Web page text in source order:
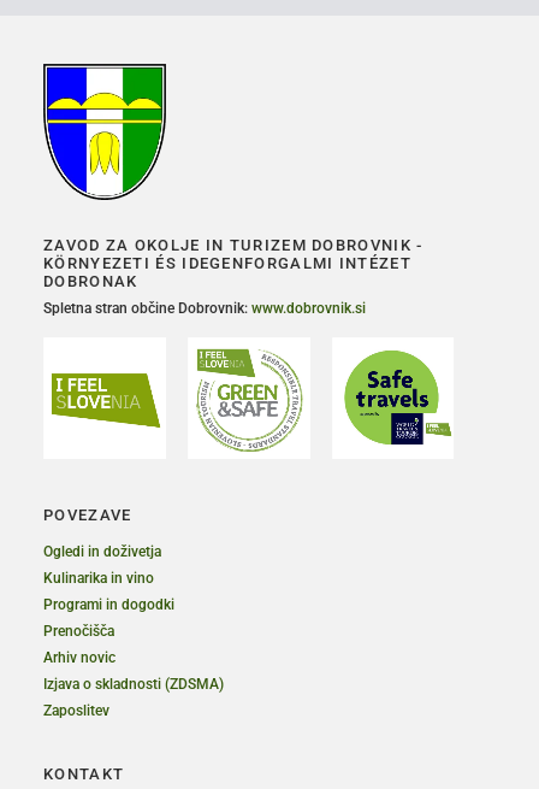
ZAVOD ZA OKOLJE IN TURIZEM DOBROVNIK -
KÖRNYEZETI ÉS IDEGENFORGALMI INTÉZET
DOBRONAK
Spletna stran občine Dobrovnik: www.dobrovnik.si
POVEZAVE
Ogledi in doživetja
Kulinarika in vino
Programi in dogodki
Prenočišča
Arhiv novic
Izjava o skladnosti (ZDSMA)
Zaposlitev
KONTAKT